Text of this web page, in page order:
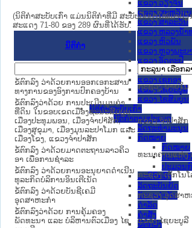
ແຂວງ ວຽງຈັນ
ແຂວງ ສະຫວັນນ
ແຂວງ ສາລະວັນ
ແຂວງ ຫລວງນໍ້າ
ແຂວງ ຫົວພັນ
ແຂວງ ຫຼວງພະບ
ແຂວງ ອັດຕະປື
ແຂວງ ອຸດົມໄຊ
ແຂວງ ເຊກອງ
ແຂວງ ໄຊຍະບູລີ
ແຂວງ ໄຊສົມບູນ
ນິຕິກໍາສະບັບເກົ່າ
ນິຕິກຳຕາມປະເພດ
ລັດຖະທໍາມະນູນ
ກົດໝາຍ
ກົດໝາຍ
ປະມວນ
ປະມວນ
ມະຕິຕົກລົງ
ລັດຖະບັນຍັດ
ລັດຖະດໍາລັດ
ດໍາລັດ
ຄໍາສັ່ງ
ຂໍ້ຕົກລົງ
(ນິຕິກໍາສະບັບເກົ່າ ແມ່ນນິຕິກໍາທີ່ມີ ສະບັບປັບປຸງໃໝ່ມາປ່
ສະແດງ 71-80 ຂອງ 289 ຜົນທີ່ໄດ້ຮັບ.
ນິຕິກໍາ
ຂໍ້ຕົກລົງ ວ່າດ້ວຍການອອກເອກະສານ
ທາງການຂອງອົງການປົກຄອງບ້ານ
ກະຊວງ ພາຍໃນ
ຂໍ້ຕົກລົງວ່າດ້ວຍ ການປະເມີນມູນຄ່າ
ທີ່ດິນ ໃນຂອບເຂດເມືອງຊະນະສົມບູນ,
ເມືອງປະທຸມພອນ, ເມືອງຈຳປາສັກ,
ເມືອງສຸຂຸມາ, ເມືອງມຸນລະປາໂມກ ແລະ
ເມືອງໂຂງ, ແຂວງຈຳປາສັກ
ແຂວງ ຈໍາປາສັກ
ຂໍ້ຕົກລົງ ວ່າດ້ວຍມາດຕະຖານລາວຄິວ
ອາ ເພື່ອການຊໍາລະ
ທະນາຄານແຫ່ງ
ຂໍ້ຕົກລົງ ວ່າດ້ວຍການອະນຸຍາດດຳເນີນ
ທຸລະກິດບໍລິການອິນເຕີເນັດ
ກະຊວງ ເຕັກໂນ
ຂໍ້ຕົກລົງ ວ່າດ້ວຍບັນຊີເຄມີ
ອຸດສາຫະກຳ
ກະຊວງ ອຸດສາ
ຂໍ້ຕົກລົງວ່າດ້ວຍ ການຄຸ້ມຄອງ
ພັດທະນາ ແລະ ບໍລິຫານຕົວເມືອງ ໄຊ
ແຂວງ ໄຊຍະບູລີ